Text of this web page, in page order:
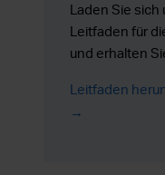
Laden Sie
Leitfaden für
und erhalten
Leitfaden